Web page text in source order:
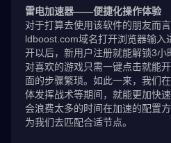
雷电加速器——便捷化操作体验
对于打算去使用该软件的朋友而
ldboost.com域名打开浏览器输入
开以后，新用户注册就能解锁3
对喜欢的游戏只需一键点击就能
面的步骤繁琐。如此一来，我们
体发挥战术等期间，就能更加快
会浪费太多的时间在加速的配置
为我们去匹配合适节点。